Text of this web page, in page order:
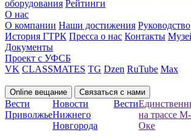
оборудования Рейтинги
О нас
О компании Наши достижения Руководство
История ГТРК Пресса о нас Контакты
Документы
Проект с УФСБ
VK CLASSMATES TG Dzen RuTube Max
Online вещание Связаться с нами
Вести
Приволжье
Новости
Нижнего
Новгорода
Вести
на трассе
Оке